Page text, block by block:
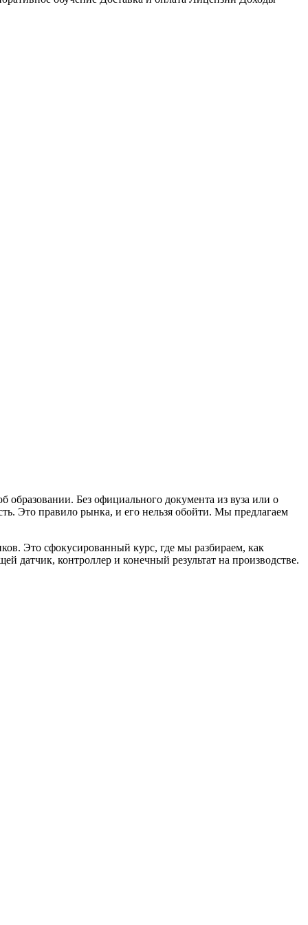
Без официального документа из вуза или о
Это правило рынка, и его нельзя обойти. Мы предлагаем
Это сфокусированный курс, где мы разбираем, как
датчик, контроллер и конечный результат на производстве.